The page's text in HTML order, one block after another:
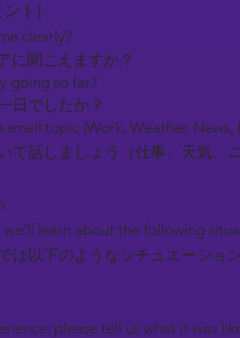
ト]
clearly?
に聞こえますか？
going so far?
日でしたか？
small topic (Work, Weather,
て話しましょう（仕事、天気、
we’ll learn about the following
は以下のようなシチュエーショ
please tell us what it was